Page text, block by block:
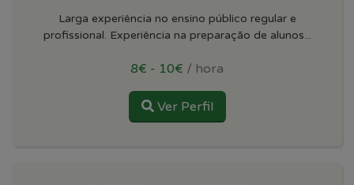
Larga experiência no ensino público regular e
profissional. Experiência na preparação de alunos...
8€ - 10€ / hora
Ver Perfil